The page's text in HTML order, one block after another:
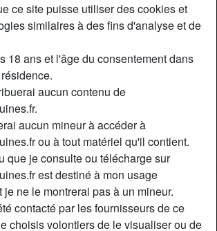
ce site puisse utiliser des cookies et
similaires à des fins d'analyse et de
18 ans et l'âge du consentement dans
aucun contenu de
aucun mineur à accéder à
ou à tout matériel qu'il contient.
que je consulte ou télécharge sur
est destiné à mon usage
je ne le montrerai pas à un mineur.
contacté par les fournisseurs de ce
choisis volontiers de le visualiser ou de
Nord
Hétéro
Brun
90 Kg
if necessary
une grande maison à la campagne à